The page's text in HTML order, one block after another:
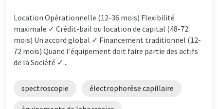
Location Opérationnelle (12-36 mois) Flexibilité
maximale ✓ Crédit-bail ou location de capital (48-72
mois) Un accord global ✓ Financement traditionnel (12-
72 mois) Quand l'équipement doit faire partie des actifs
de la Société ✓...
spectroscopie électrophorèse capillaire